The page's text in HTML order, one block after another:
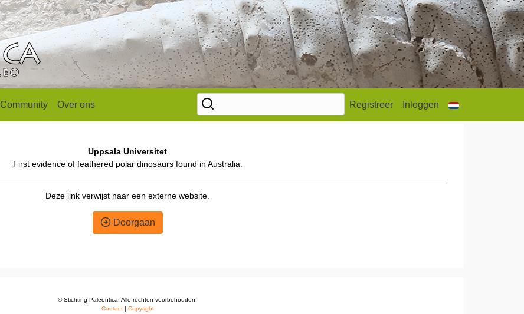
Community Over ons Registreer Inloggen
Uppsala Universitet
First evidence of feathered polar dinosaurs found in Australia.
Deze link verwijst naar een externe website.
Doorgaan
© Stichting Paleontica. Alle rechten voorbehouden.
Contact| Copyright